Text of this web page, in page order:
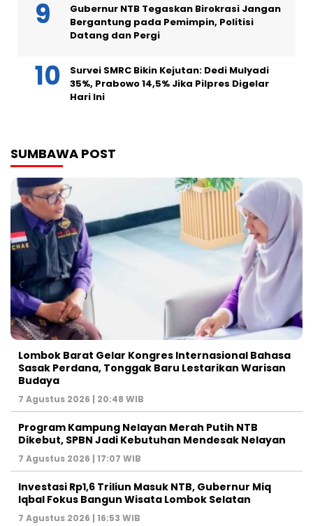
Gubernur NTB Tegaskan Birokrasi Jangan
Bergantung pada Pemimpin, Politisi
Datang dan Pergi
Survei SMRC Bikin Kejutan: Dedi Mulyadi
35%, Prabowo 14,5% Jika Pilpres Digelar
Hari Ini
SUMBAWA POST
Lombok Barat Gelar Kongres Internasional Bahasa
Sasak Perdana, Tonggak Baru Lestarikan Warisan
Budaya
7 Agustus 2026 | 20:48 WIB
Program Kampung Nelayan Merah Putih NTB
Dikebut, SPBN Jadi Kebutuhan Mendesak Nelayan
7 Agustus 2026 | 17:07 WIB
Investasi Rp1,6 Triliun Masuk NTB, Gubernur Miq
Iqbal Fokus Bangun Wisata Lombok Selatan
7 Agustus 2026 | 16:53 WIB